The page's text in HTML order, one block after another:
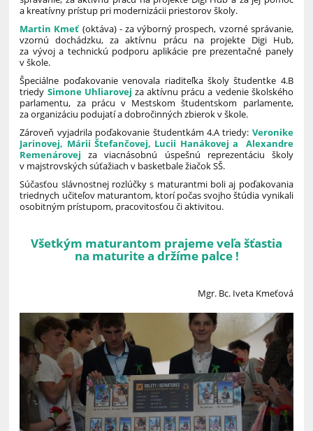
a kreatívny prístup pri modernizácii priestorov školy.
Martin Kmeť (oktáva) - za výborný prospech, vzorné správanie,
vzornú dochádzku, za aktívnu prácu na projekte Digi Hub,
za vývoj a technickú podporu aplikácie pre prezentačné panely
v škole.
Špeciálne poďakovanie venovala riaditeľka školy študentke 4.B
triedy Simone Uhliarovej za aktívnu prácu a vedenie školského
parlamentu, za prácu v Mestskom študentskom parlamente,
za organizáciu podujatí a dobročinných zbierok v škole.
Zároveň vyjadrila poďakovanie študentkám 4.A triedy: Veronike
Jarinovej, Márii Štefančovej, Lucii Hanákovej a Alexandre
Remenárovej za viacnásobnú úspešnú reprezentáciu školy
v majstrovských súťažiach v basketbale žiačok SŠ.
Súčasťou slávnostnej rozlúčky s maturantmi boli aj poďakovania
triednych učiteľov maturantom, ktorí počas svojho štúdia vynikali
osobitným prístupom, pracovitosťou či aktivitou.
Všetkým maturantom prajeme veľa šťastia
na maturite a držíme palce !
Mgr. Bc. Iveta Kmeťová